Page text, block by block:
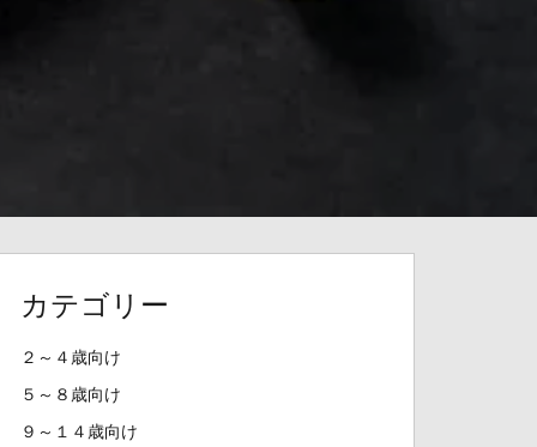
カテゴリー
２～４歳向け
５～８歳向け
９～１４歳向け